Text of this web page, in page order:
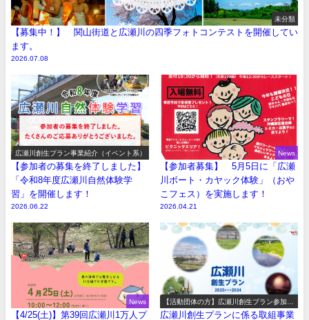
未分類
【募集中！】 関山街道と広瀬川の四季フォトコンテストを開催してい
ます。
2026.07.08
広瀬川創生プラン事業紹介（イベント系）
【参加者の募集を終了しました】
「令和8年度広瀬川自然体験学
習」を開催します！
2026.06.22
News
【参加者募集】 5月5日に「広瀬
川ボート・カヤック体験」（おや
こフェス）を実施します！
2026.04.21
News
【4/25(土)】第39回広瀬川1万人プ
【活動団体の方】広瀬川創生プラン参加事
業の募集
広瀬川創生プランに係る取組事業